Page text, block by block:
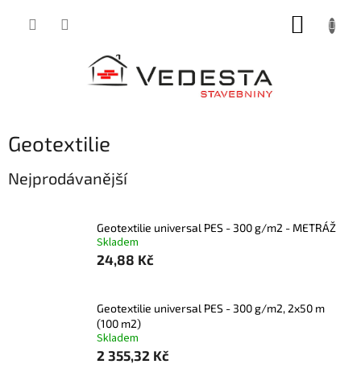
Geotextilie
Nejprodávanější
Geotextilie universal PES - 300 g/m2 - METRÁŽ
Skladem
24,88 Kč
Geotextilie universal PES - 300 g/m2, 2x50 m
(100 m2)
Skladem
2 355,32 Kč